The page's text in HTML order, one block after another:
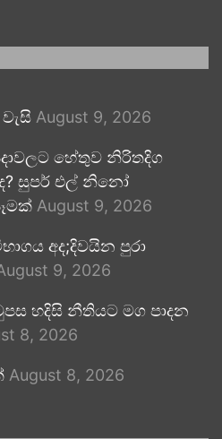
August 9, 2026
හේතුව නිරිතදිග
සුපර් එල් නිනෝ
August 9, 2026
අද;දිවයින පුරා
9, 2026
හදිසි නීතියට මග පාදන
8, 2026
August 8, 2026